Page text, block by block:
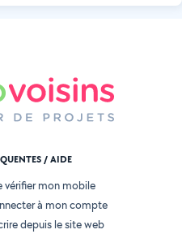
/ AIDE
vérifier mon mobile
à mon compte
depuis le site web